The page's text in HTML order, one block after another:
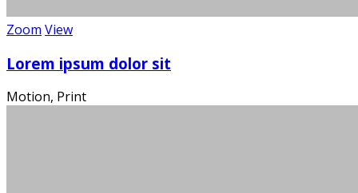
Zoom View
Lorem ipsum dolor sit
Motion, Print